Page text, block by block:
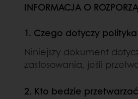
INFORMACJA O
1. Czego dotyczy
Niniejszy dokument
zastosowania, jeśli
2. Kto bedzie